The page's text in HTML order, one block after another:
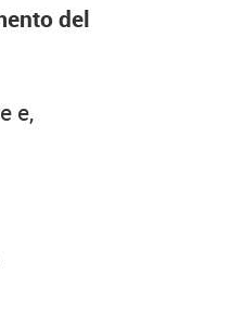
del
e,